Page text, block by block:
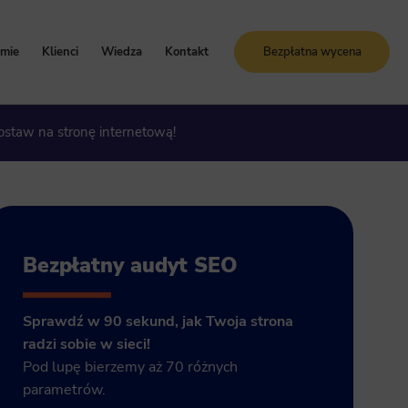
i certyfikaty
Klienci Wiedza Kontakt Bezpłatna wycena
na stronę internetową!
Bezpłatny audyt SEO
Sprawdź w 90 sekund, jak Twoja strona
radzi sobie w sieci!
Pod lupę bierzemy aż 70 różnych
parametrów.